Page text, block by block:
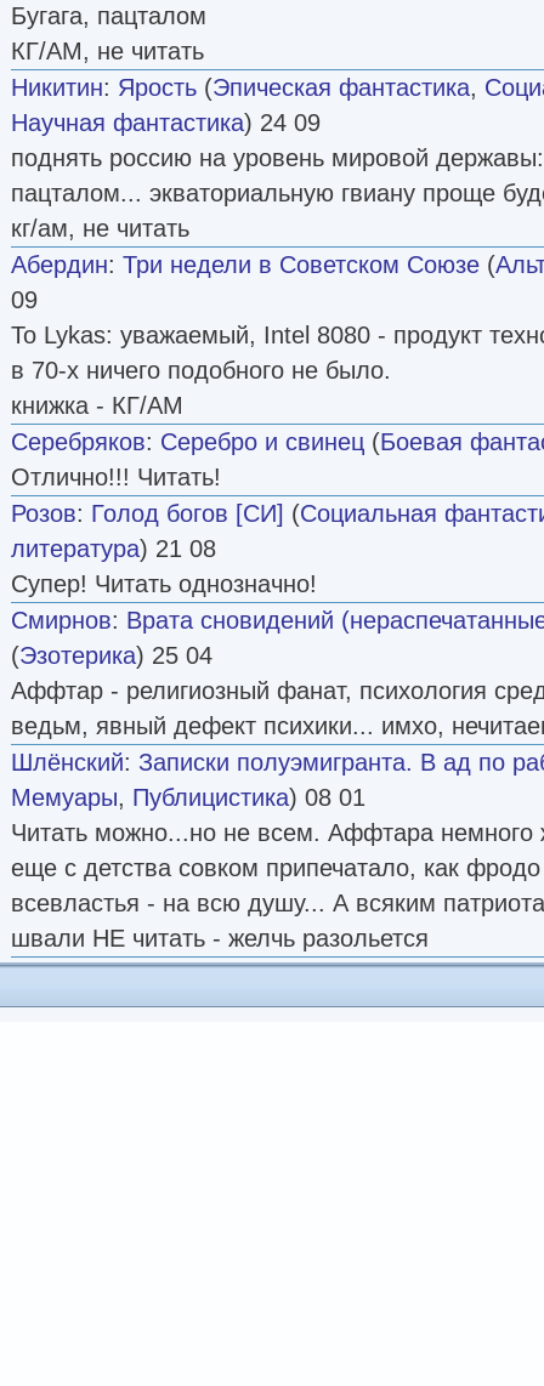
Бугага, пацталом
КГ/АМ, не читать
Никитин: Ярость (Эпическая фантастика,
Научная фантастика) 24 09
поднять россию на уровень мировой
пацталом... экваториальную гвиану проще
кг/ам, не читать
Абердин: Три недели в Советском Союзе (
09
To Lykas: уважаемый, Intel 8080 - продукт
в 70-х ничего подобного не было.
книжка - КГ/АМ
Серебряков: Серебро и свинец (Боевая
Отлично!!! Читать!
Розов: Голод богов [СИ] (Социальная
литература) 21 08
Супер! Читать однозначно!
Смирнов: Врата сновидений
(Эзотерика) 25 04
Аффтар - религиозный фанат, психология
ведьм, явный дефект психики... имхо,
Шлёнский: Записки полуэмигранта. В ад по
Мемуары, Публицистика) 08 01
Читать можно...но не всем. Аффтара немного
еще с детства совком припечатало, как
всевластья - на всю душу... А всяким
швали НЕ читать - желчь разольется